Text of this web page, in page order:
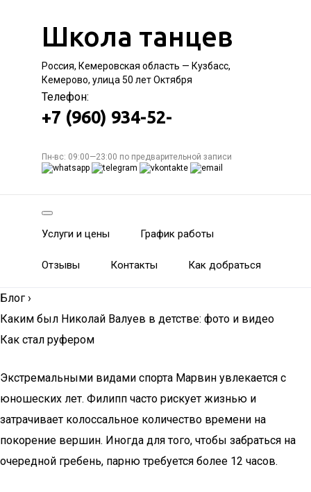
Школа танцев
Россия, Кемеровская область — Кузбасс,
Кемерово, улица 50 лет Октября
Телефон:
+7 (960) 934-52-
Пн-вс: 09:00—23:00 по предварительной записи
Услуги и цены График работы
Отзывы Контакты Как добраться
Блог ›
Каким был Николай Валуев в детстве: фото и видео
Как стал руфером
Экстремальными видами спорта Марвин увлекается с
юношеских лет. Филипп часто рискует жизнью и
затрачивает колоссальное количество времени на
покорение вершин. Иногда для того, чтобы забраться на
очередной гребень, парню требуется более 12 часов.